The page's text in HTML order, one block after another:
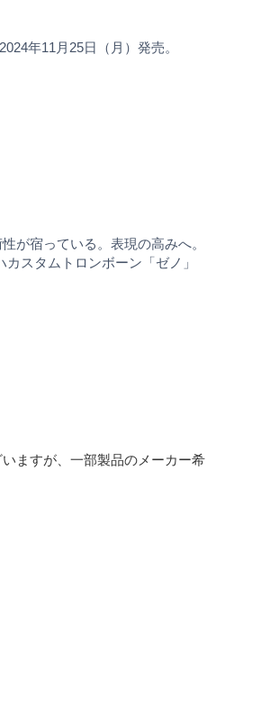
年11月25日（月）発売。
が宿っている。表現の高みへ。
スタムトロンボーン「ゼノ」
ますが、一部製品のメーカー希